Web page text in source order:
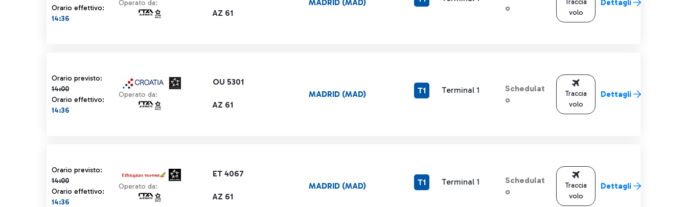
Orario effettivo:
14:36
Operato da:
AZ 61
MADRID (MAD)
o
volo
Dettagli
Orario previsto:
14:00
Orario previsto 14:00 barrato
Orario effettivo:
14:36
OU 5301
Operato da:
AZ 61
MADRID (MAD) T1 Terminal 1
Schedulat
o
Traccia
volo
Dettagli
Orario previsto:
14:00
Orario previsto 14:00 barrato
Orario effettivo:
14:36
ET 4067
Operato da:
AZ 61
MADRID (MAD) T1 Terminal 1
Schedulat
o
Traccia
volo
Dettagli